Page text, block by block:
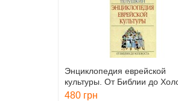
Энциклопедия еврейской
культуры. От Библии до
(Раввин Иосиф Телушкин)
480 грн